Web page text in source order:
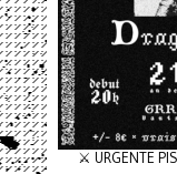
⚔️ URGENTE